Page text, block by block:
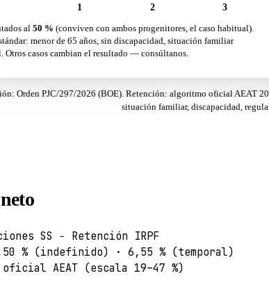
1 2 3
al 50 % (conviven con ambos progenitores, el caso habitual).
menor de 65 años, sin discapacidad, situación familiar
Otros casos cambian el resultado — consúltanos.
Orden PJC/297/2026 (BOE). Retención: algoritmo oficial AEAT
situación familiar, discapacidad,
SS − Retención IRPF
% (indefinido) · 6,55 % (temporal)
AEAT (escala 19–47 %)